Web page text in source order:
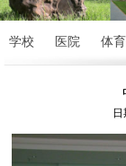
学校 医院 体